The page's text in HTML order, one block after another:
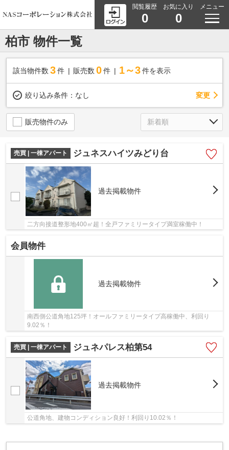
閲覧履歴
0
お気に入り
0
メニュー
柏市 物件一覧
該当物件数 3件 販売数 0 件 1～3 件を表示
絞り込み条件： なし 変更
販売物件のみ
売買 | 一棟アパート ジュネスハイツみどり台
過去掲載物件
二方向接道整形地400㎡超！全戸ファミリータイプ満室稼働中！
会員物件
過去掲載物件
南西側公道角地125坪！オールファミリータイプ高稼働中、利回り
9.02％！
売買 | 一棟アパート ジュネパレス柏第54
過去掲載物件
公道角地、建物コンディション良好！利回り10.02％！